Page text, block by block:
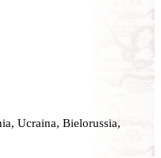
Ucraina, Bielorussia,